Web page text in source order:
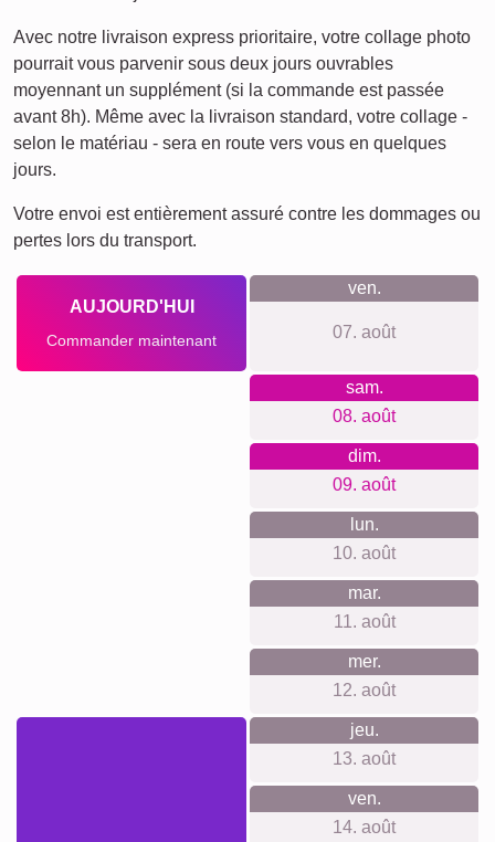
Affiche de définition
Deuil pour animaux de
Ce que nous défendons
Notre philosophie: sans compte ni inscription, sans suivi
publicitaire ni newsletter, avec des prix transparents et
système d’accrochage inclus. Matériaux et impressions
premium, outils simples pour débutants et experts, large
choix de formats, production locale durable et neutre en
carbone, avis clients authentiques.
Quelque chose pour chaque
occasion...
Parfait pour un anniversaire de grand-père, la fête des